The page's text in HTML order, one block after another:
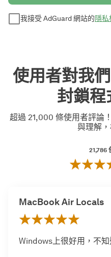
我接受 AdGuard 網站的隱
使用者對我
封鎖程
超過 21,000 條使用者評論
與理解
21,786
MacBook Air Locals
Windows上很好用，不